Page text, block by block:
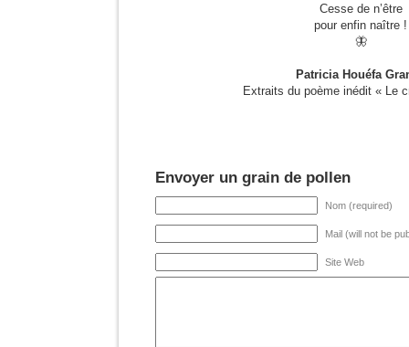
Cesse de n’être
pour enfin naître !
🦋
Patricia Houéfa
Extraits du poème inédit « Le
Envoyer un grain de pollen
Nom (required)
Mail (will not be
Site Web